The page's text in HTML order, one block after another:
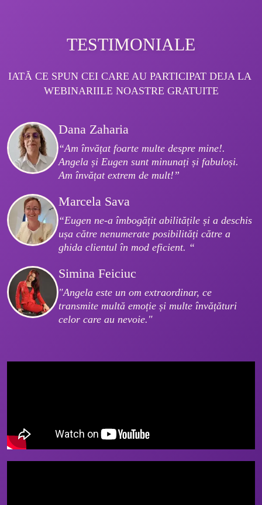
TESTIMONIALE
IATĂ CE SPUN CEI CARE AU PARTICIPAT DEJA LA
WEBINARIILE NOASTRE GRATUITE
Dana Zaharia
“Am învățat foarte multe despre mine!.
Angela și Eugen sunt minunați și fabuloși.
Am învățat extrem de mult!”
Marcela Sava
“Eugen ne-a îmbogățit abilitățile și a deschis
ușa către nenumerate posibilități către a
ghida clientul în mod eficient. “
Simina Feiciuc
"Angela este un om extraordinar, ce
transmite multă emoție și multe învățături
celor care au nevoie."